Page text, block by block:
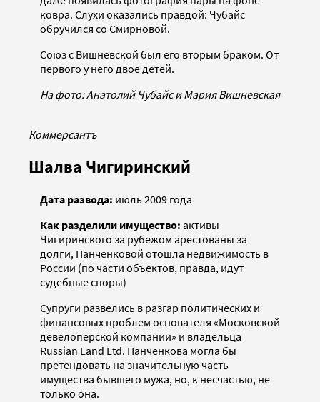
ковра. Слухи оказались правдой: Чубайс
обручился со Смирновой.
Союз с Вишневской был его вторым браком. От
первого у него двое детей.
На фото: Анатолий Чубайс и Мария Вишневская
Коммерсантъ
Шалва Чигиринский
Дата развода: июль 2009 года
Как разделили имущество: активы
Чигиринского за рубежом арестованы за
долги, Панченковой отошла недвижимость в
России (по части объектов, правда, идут
судебные споры)
Супруги развелись в разгар политических и
финансовых проблем основателя «Московской
девелоперской компании» и владельца
Russian Land Ltd. Панченкова могла бы
претендовать на значительную часть
имущества бывшего мужа, но, к несчастью, не
только она.